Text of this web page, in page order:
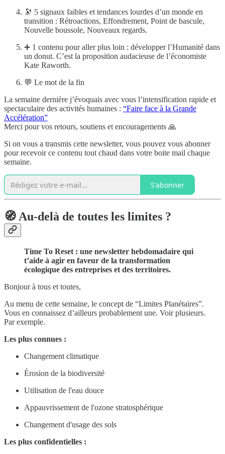
🔭 5 signaux faibles et tendances lourdes d’un monde en
transition : Rétroactions, Effondrement, Point de bascule,
Nouvelle boussole, Nouveaux regards.
➕ 1 contenu pour aller plus loin : développer l’Humanité dans
un donut. C’est la proposition audacieuse de l’économiste
Kate Raworth.
💬 Le mot de la fin
La semaine dernière j’évoquais avec vous l’intensification rapide et
spectaculaire des activités humaines : “Faire face à la Grande
Accélération”
Merci pour vos retours, soutiens et encouragements 🙏
Si on vous a transmis cette newsletter, vous pouvez vous abonner
pour recevoir ce contenu tout chaud dans votre boite mail chaque
semaine.
S'abonner
🧭Au-delà de toutes les limites ?
Time To Reset : une newsletter hebdomadaire qui
t’aide à agir en faveur de la transformation
écologique des entreprises et des territoires.
Bonjour à tous et toutes,
Au menu de cette semaine, le concept de “Limites Planétaires”.
Vous en connaissez d’ailleurs probablement une. Voir plusieurs.
Par exemple.
Les plus connues :
Changement climatique
Érosion de la biodiversité
Utilisation de l'eau douce
Appauvrissement de l'ozone stratosphérique
Changement d'usage des sols
Les plus confidentielles :